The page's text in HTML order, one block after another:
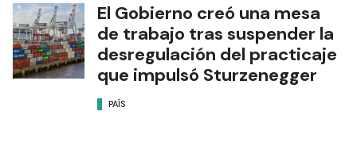
El Gobierno creó una mesa
de trabajo tras suspender la
desregulación del practicaje
que impulsó Sturzenegger
PAÍS